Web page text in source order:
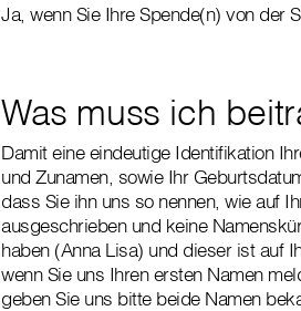
Ja, wenn Sie Ihre Spende(n) von der
Was muss ich
Damit eine eindeutige Identifikation
und Zunamen, sowie Ihr
dass Sie ihn uns so nennen, wie auf
ausgeschrieben und keine
haben (Anna Lisa) und dieser ist auf
wenn Sie uns Ihren ersten Namen
geben Sie uns bitte beide Namen